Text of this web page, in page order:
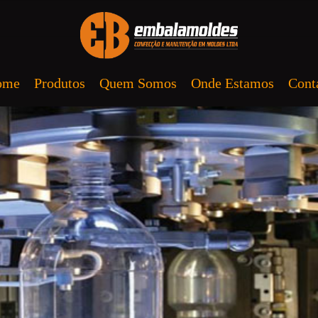
Produtos Quem Somos Onde Estamos